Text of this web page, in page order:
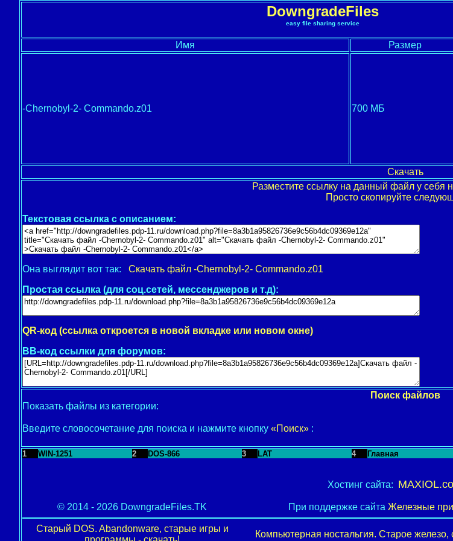
DowngradeFiles
easy file sharing service
Имя Размер
-Chernobyl-2- Commando.z01 700 МБ
Скачать
Разместите ссылку на данный файл у себя
Просто скопируйте
Текстовая ссылка с описанием:
Она выглядит вот так: Скачать файл -Chernobyl-2- Commando.z01
Простая ссылка (для соц.сетей, мессенджеров и т.д):
QR-код (ссылка откроется в новой вкладке или новом окне)
BB-код ссылки для форумов:
Поиск файлов
Показать файлы из категории:
Введите словосочетание для поиска и нажмите кнопку «Поиск» :
1 WIN-1251 2 DOS-866 3 LAT 4 Главная
Хостинг сайта:
© 2014 - 2026 DowngradeFiles.TK При поддержке сайта Железные
Старый DOS. Abandonware, старые игры и
Компьютерная ностальгия. Старое